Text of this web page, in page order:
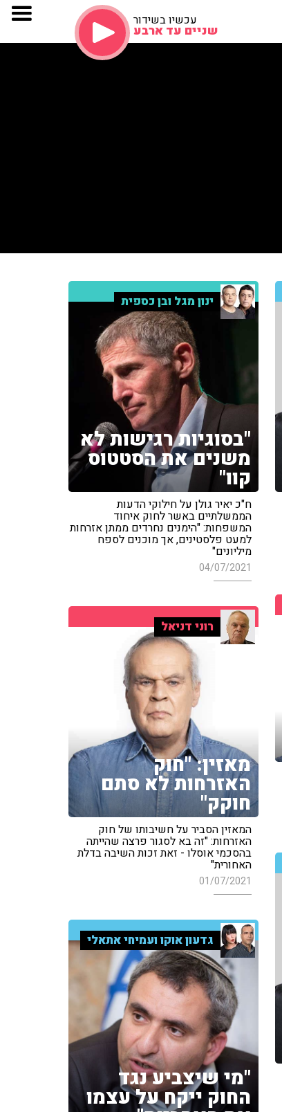
עכשיו בשידור
שניים עד ארבע
ינון מגל ובן כספית
"בסוגיות רגישות לא
משנים את הסטטוס
קוו"
ח"כ יאיר גולן על חילוקי הדעות
הממשלתיים באשר לחוק איחוד
המשפחות: "הימנים נחרדים ממתן אזרחות
למעט פלסטינים, אך מוכנים לספח
מיליונים"
04/07/2021
רוני דניאל
מאזין: "חוק
האזרחות לא סתם
חוקק"
המאזין הסביר על חשיבותו של חוק
האזרחות: "זה בא לסגור פרצה שהייתה
בהסכמי אוסלו - זאת זכות השיבה בדלת
האחורית"
01/07/2021
גדעון אוקו ועמיחי אתאלי
"מי שיצביע נגד
החוק ייקח על עצמו